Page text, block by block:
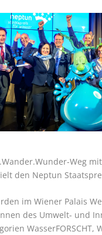
Weg
den Neptun
im Wiener Palais
des Umwelt- und
WasserFORSCHT,